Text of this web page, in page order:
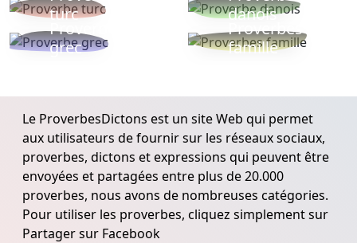
turc
danois
Proverbe
grec
Proverbes
famille
Le ProverbesDictons est un site Web qui permet
aux utilisateurs de fournir sur les réseaux sociaux,
proverbes, dictons et expressions qui peuvent être
envoyées et partagées entre plus de 20.000
proverbes, nous avons de nombreuses catégories.
Pour utiliser les proverbes, cliquez simplement sur
Partager sur Facebook